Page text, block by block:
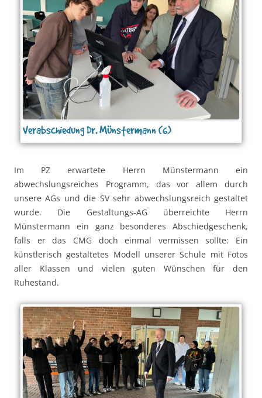
Verabschiedung Dr. Münstermann (6)
Im PZ erwartete Herrn Münstermann ein
abwechslungsreiches Programm, das vor allem durch
unsere AGs und die SV sehr abwechslungsreich gestaltet
wurde. Die Gestaltungs-AG überreichte Herrn
Münstermann ein ganz besonderes Abschiedgeschenk,
falls er das CMG doch einmal vermissen sollte: Ein
künstlerisch gestaltetes Modell unserer Schule mit Fotos
aller Klassen und vielen guten Wünschen für den
Ruhestand.